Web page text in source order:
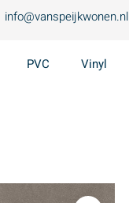
info@vanspeijkwonen.nl
PVC Vinyl